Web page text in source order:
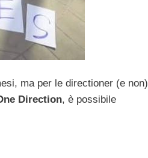
ma per le directioner (e non)
Direction, è possibile